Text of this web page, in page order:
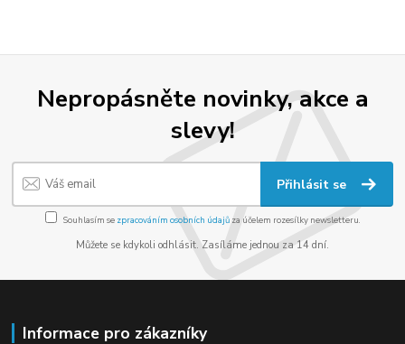
Nepropásněte novinky, akce a
slevy!
Přihlásit se
Souhlasím se zpracováním osobních údajůza účelem rozesílky newsletteru.
Můžete se kdykoli odhlásit. Zasíláme jednou za 14 dní.
Informace pro zákazníky